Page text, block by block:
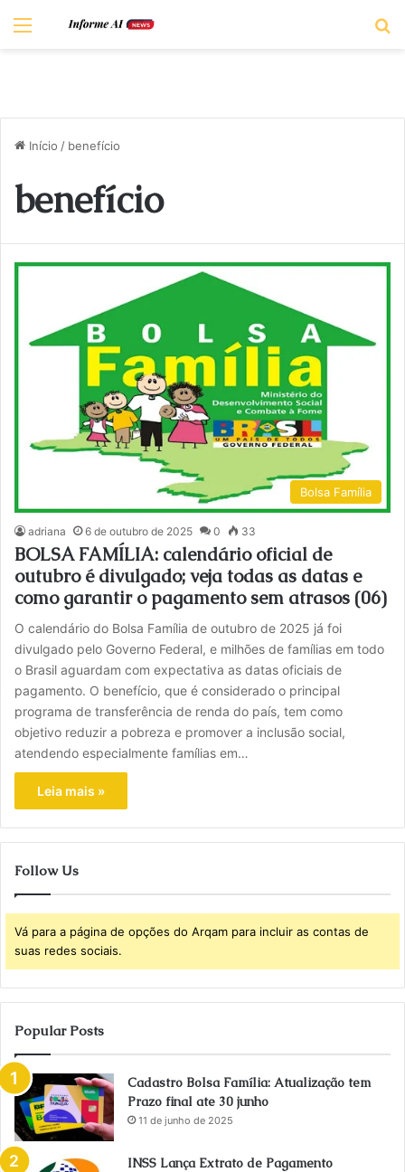
Menu
Início / benefício
benefício
Bolsa Família
adriana 6 de outubro de 2025 0 33
BOLSA FAMÍLIA: calendário oficial de
outubro é divulgado; veja todas as datas e
como garantir o pagamento sem atrasos (06)
O calendário do Bolsa Família de outubro de 2025 já foi
divulgado pelo Governo Federal, e milhões de famílias em todo
o Brasil aguardam com expectativa as datas oficiais de
pagamento. O benefício, que é considerado o principal
programa de transferência de renda do país, tem como
objetivo reduzir a pobreza e promover a inclusão social,
atendendo especialmente famílias em…
Leia mais »
Follow Us
Vá para a página de opções do Arqam para incluir as contas de
suas redes sociais.
Popular Posts
Cadastro Bolsa Família: Atualização tem
Prazo final ate 30 junho
11 de junho de 2025
INSS Lança Extrato de Pagamento